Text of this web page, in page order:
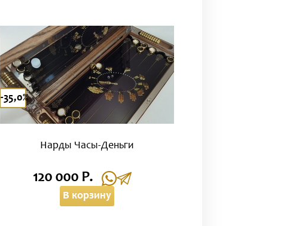
Нарды Часы-Деньги
-35,0%
120 000 Р.
В корзину